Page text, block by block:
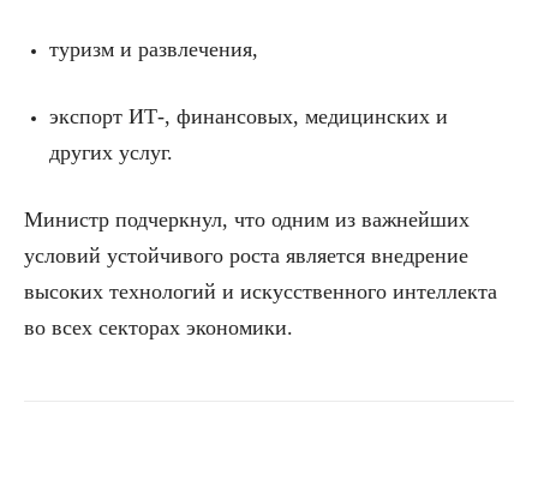
туризм и развлечения,
экспорт ИТ-, финансовых, медицинских и
других услуг.
Министр подчеркнул, что одним из важнейших
условий устойчивого роста является внедрение
высоких технологий и искусственного интеллекта
во всех секторах экономики.